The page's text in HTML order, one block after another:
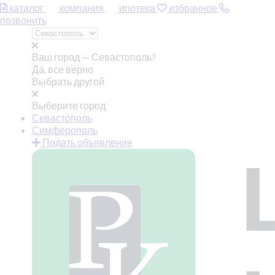
каталог компания ипотека
избранное
позвонить
Ваш город — Севастополь?
Да, все верно
Выбрать другой
Выберите город
Севастополь
Симферополь
Подать объявление